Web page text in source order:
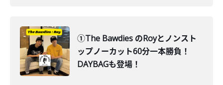
①The Bawdies のRoyとノンスト
ップノーカット60分一本勝負！
DAYBAGも登場！